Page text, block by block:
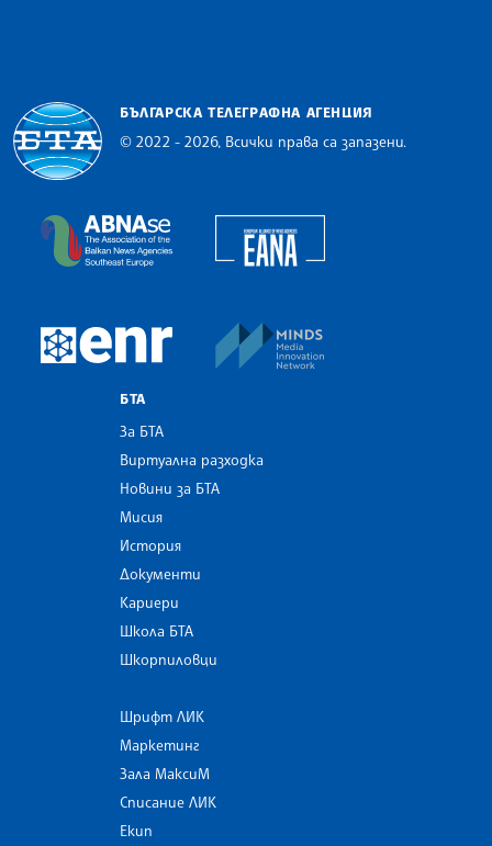
БЪЛГАРСКА ТЕЛЕГРАФНА АГЕНЦИЯ
© 2022 - 2026, Всички права са запазени.
The Assocoation of the Balkan News Agencies
European Newsroom
БТА
За БТА
Виртуална разходка
Новини за БТА
Мисия
История
Документи
Кариери
Школа БТА
Шкорпиловци
Шрифт ЛИК
Маркетинг
Зала МаксиМ
Списание ЛИК
Екип